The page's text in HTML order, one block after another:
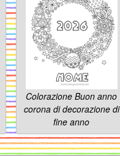
Colorazione Buon anno
corona di decorazione di
fine anno